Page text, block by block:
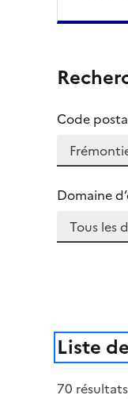
Code
Domaine
Liste
70 résultats